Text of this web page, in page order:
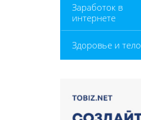
Заработок в
интернете
Здоровье и тело